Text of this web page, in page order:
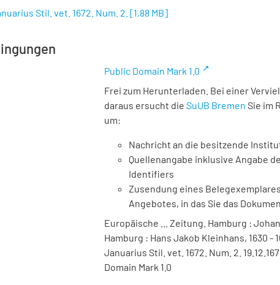
Stil. vet. 1672. Num. 2. [1,88 MB]
Public Domain Mark 1.0
Frei zum Herunterladen. Bei einer
daraus ersucht die SuUB Bremen Sie im
um:
Nachricht an die besitzende
Quellenangabe inklusive Angabe
Identifiers
Zusendung eines
Angebotes, in das Sie das
Europäische ... Zeitung. Hamburg :
Hamburg : Hans Jakob Kleinhans, 1630 -
Januarius Stil. vet. 1672. Num. 2.
Domain Mark 1.0